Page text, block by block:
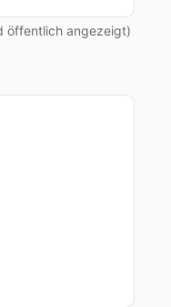
öffentlich angezeigt)